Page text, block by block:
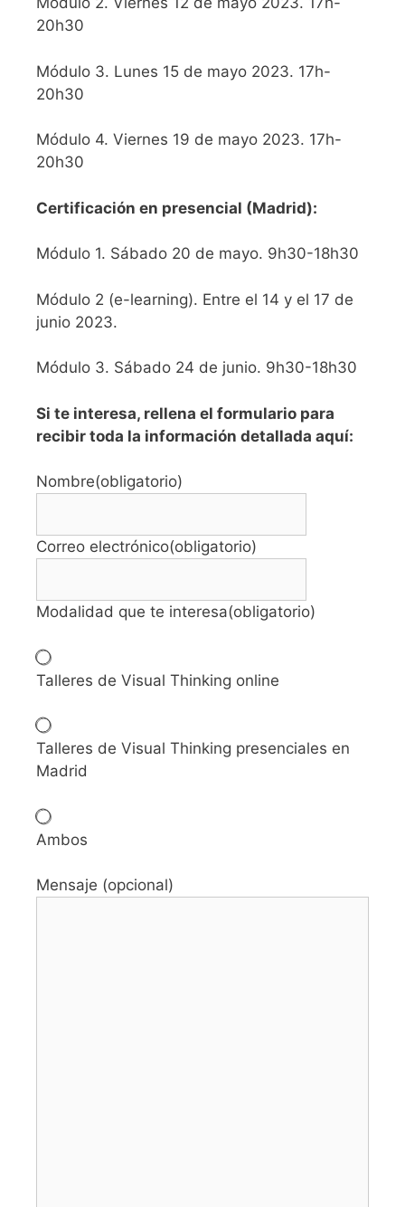
20h30
Módulo 3. Lunes 15 de mayo 2023. 17h-
20h30
Módulo 4. Viernes 19 de mayo 2023. 17h-
20h30
Certificación en presencial (Madrid):
Módulo 1. Sábado 20 de mayo. 9h30-18h30
Módulo 2 (e-learning). Entre el 14 y el 17 de
junio 2023.
Módulo 3. Sábado 24 de junio. 9h30-18h30
Si te interesa, rellena el formulario para
recibir toda la información detallada aquí:
Nombre(obligatorio)
Correo electrónico(obligatorio)
Modalidad que te interesa(obligatorio)
Talleres de Visual Thinking online
Talleres de Visual Thinking presenciales en
Madrid
Ambos
Mensaje (opcional)